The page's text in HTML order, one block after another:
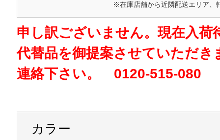
※在庫店舗から近隣配送エリア、
申し訳ございません。現在入荷
代替品を御提案させていただき
連絡下さい。 0120-515-080
カラー